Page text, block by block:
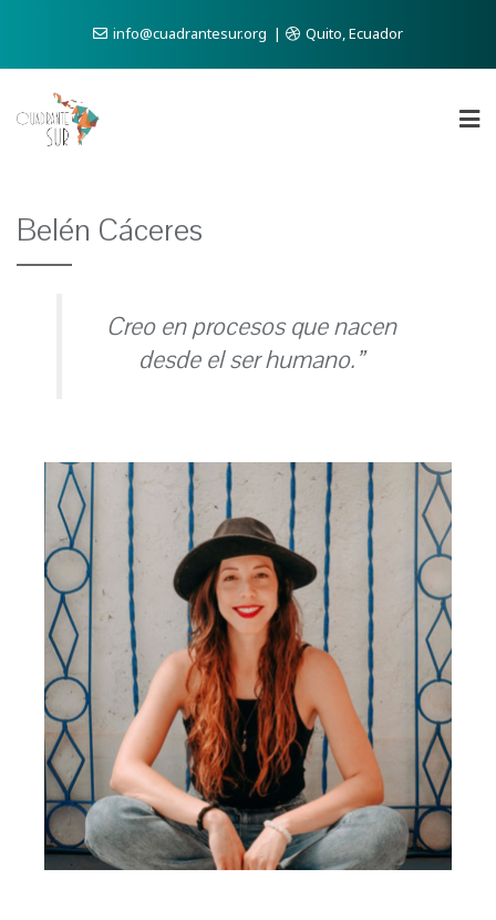
info@cuadrantesur.org Quito, Ecuador
Belén Cáceres
Creo en procesos que nacen
desde el ser humano.”